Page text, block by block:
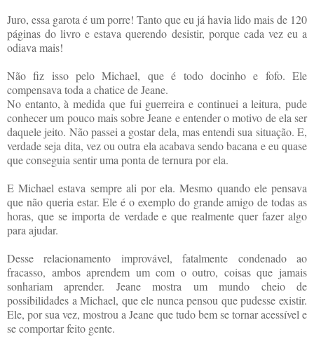
Juro, essa garota é um porre! Tanto que eu já havia lido mais de 120
páginas do livro e estava querendo desistir, porque cada vez eu a
odiava mais!
Não fiz isso pelo Michael, que é todo docinho e fofo. Ele
compensava toda a chatice de Jeane.
No entanto, à medida que fui guerreira e continuei a leitura, pude
conhecer um pouco mais sobre Jeane e entender o motivo de ela ser
daquele jeito. Não passei a gostar dela, mas entendi sua situação. E,
verdade seja dita, vez ou outra ela acabava sendo bacana e eu quase
que conseguia sentir uma ponta de ternura por ela.
E Michael estava sempre ali por ela. Mesmo quando ele pensava
que não queria estar. Ele é o exemplo do grande amigo de todas as
horas, que se importa de verdade e que realmente quer fazer algo
para ajudar.
Desse relacionamento improvável, fatalmente condenado ao
fracasso, ambos aprendem um com o outro, coisas que jamais
sonhariam aprender. Jeane mostra um mundo cheio de
possibilidades a Michael, que ele nunca pensou que pudesse existir.
Ele, por sua vez, mostrou a Jeane que tudo bem se tornar acessível e
se comportar feito gente.